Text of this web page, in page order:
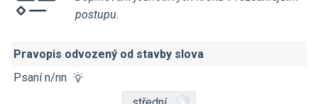
postupu.
Pravopis odvozený od stavby slova
Psaní n/nn